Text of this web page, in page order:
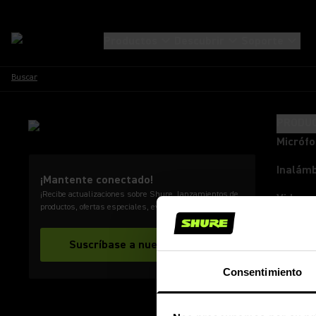
Consentimiento
Buscar
¡Mantente conectado!
¡Recibe actualizaciones sobre Shure, lanzamientos de
productos, ofertas especiales, eventos, noticias y más!
Suscríbase a nuestro boletín